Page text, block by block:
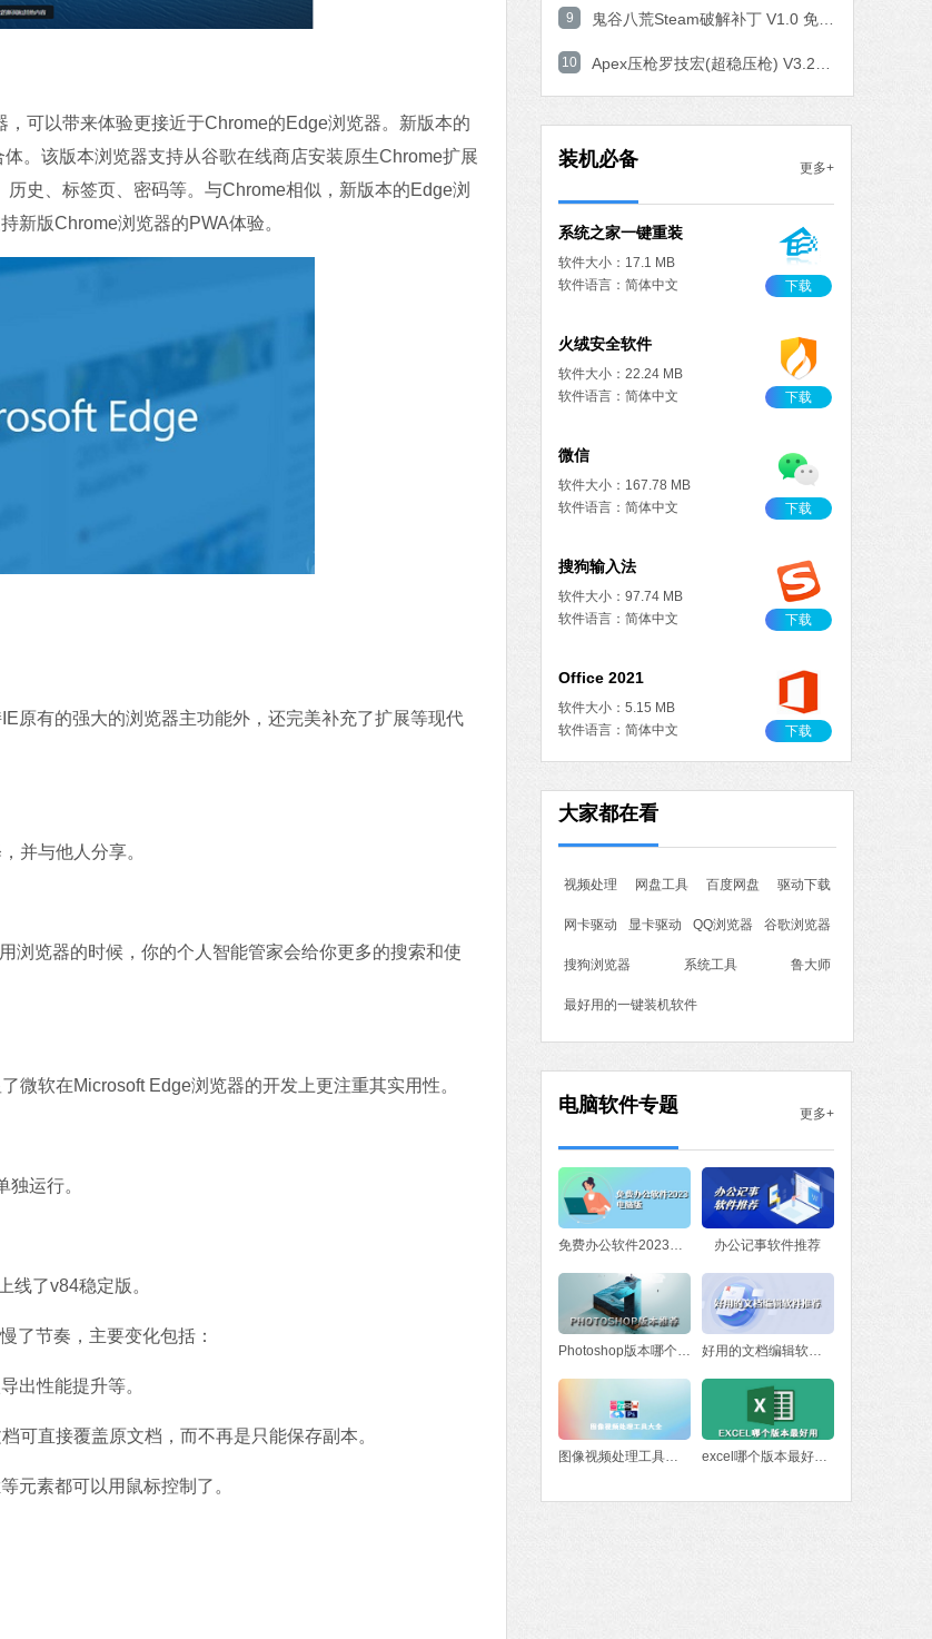
以带来体验更接近于Chrome的Edge浏览器。新版本的
。该版本浏览器支持从谷歌在线商店安装原生Chrome扩展
史、标签页、密码等。与Chrome相似，新版本的Edge浏
新版Chrome浏览器的PWA体验。
有的强大的浏览器主功能外，还完美补充了扩展等现代
并与他人分享。
览器的时候，你的个人智能管家会给你更多的搜索和使
软在Microsoft Edge浏览器的开发上更注重其实用性。
运行。
了v84稳定版。
节奏，主要变化包括：
性能提升等。
直接覆盖原文档，而不再是只能保存副本。
素都可以用鼠标控制了。
9
10
装机必备 更多+
腾讯视频
软件语言：简体中文
Microsoft Office 2016
软件大小：5.15 MB
下载
系统之家一键重装
软件大小：17.1 MB
软件语言：简体中文
下载
火绒安全软件
软件大小：22.24 MB
软件语言：简体中文
下载
微信
软件大小：167.78 MB
软件语言：简体中文
下载
搜狗输入法
软件大小：97.74 MB
软件语言：简体中文
下载
Office 2021
软件大小：5.15 MB
软件语言：简体中文
下载
下载
软件大小：19.78 MB
腾讯视频
软件大小：78.47 MB
软件语言：简体中文
大家都在看
视频处理 网盘工具 百度网盘 驱动下载
网卡驱动 显卡驱动 QQ浏览器 谷歌浏览器
搜狗浏览器 系统工具 鲁大师
最好用的一键装机软件
电脑软件专题 更多+
免费办公软件2023电脑版 办公记事软件推荐
Photoshop版本哪个好？Photoshop版本推荐 好用的文档编辑软件推荐
图像视频处理工具大全 excel哪个版本最好用 excel版本下载